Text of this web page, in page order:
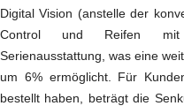
Digital Vision (anstelle der
Control und Reifen mit
Serienausstattung, was eine
um 6% ermöglicht. Für
bestellt haben, beträgt die